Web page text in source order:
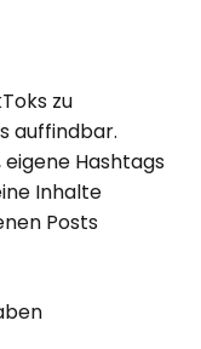
zu
auffindbar.
Hashtags
Inhalte
Posts